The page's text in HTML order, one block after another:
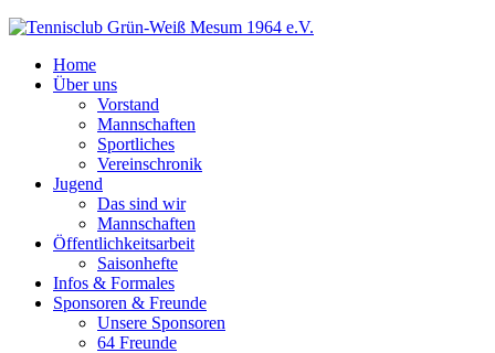
Home
Über uns
Vorstand
Mannschaften
Sportliches
Vereinschronik
Jugend
Das sind wir
Mannschaften
Öffentlichkeitsarbeit
Saisonhefte
Infos & Formales
Sponsoren & Freunde
Unsere Sponsoren
64 Freunde